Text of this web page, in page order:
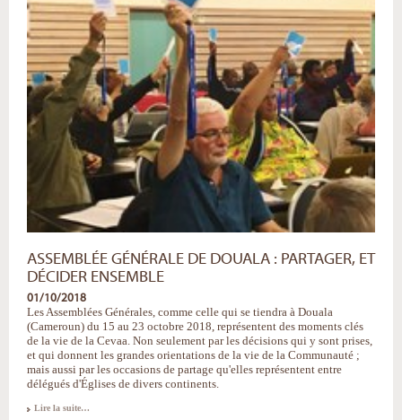
la
réciprocité
-
ASSEMBLÉE GÉNÉRALE DE DOUALA : PARTAGER, ET
DÉCIDER ENSEMBLE
01/10/2018
Les Assemblées Générales, comme celle qui se tiendra à Douala
(Cameroun) du 15 au 23 octobre 2018, représentent des moments clés
de la vie de la Cevaa. Non seulement par les décisions qui y sont prises,
et qui donnent les grandes orientations de la vie de la Communauté ;
mais aussi par les occasions de partage qu'elles représentent entre
délégués d'Églises de divers continents.
Assemblée
Lire la suite…